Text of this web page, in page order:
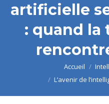
artificielle
: quand la
Accueil
L’avenir de